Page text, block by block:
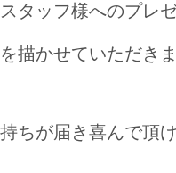
タッフ様へのプレ
描かせていただきま
ちが届き喜んで